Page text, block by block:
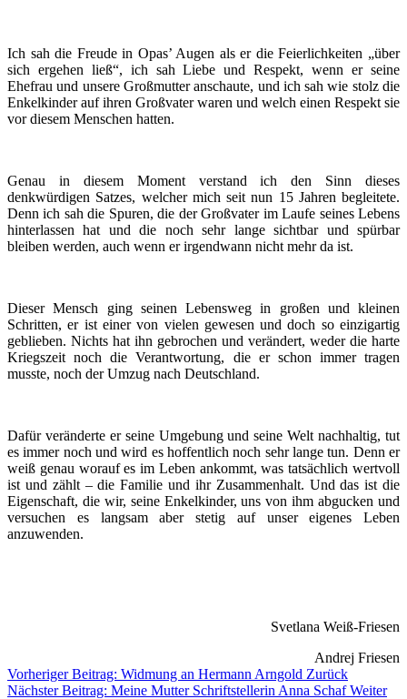
Ich sah die Freude in Opas’ Augen als er die Feierlichkeiten „über
sich ergehen ließ“, ich sah Liebe und Respekt, wenn er seine
Ehefrau und unsere Großmutter anschaute, und ich sah wie stolz die
Enkelkinder auf ihren Großvater waren und welch einen Respekt sie
vor diesem Menschen hatten.
Genau in diesem Moment verstand ich den Sinn dieses
denkwürdigen Satzes, welcher mich seit nun 15 Jahren begleitete.
Denn ich sah die Spuren, die der Großvater im Laufe seines Lebens
hinterlassen hat und die noch sehr lange sichtbar und spürbar
bleiben werden, auch wenn er irgendwann nicht mehr da ist.
Dieser Mensch ging seinen Lebensweg in großen und kleinen
Schritten, er ist einer von vielen gewesen und doch so einzigartig
geblieben. Nichts hat ihn gebrochen und verändert, weder die harte
Kriegszeit noch die Verantwortung, die er schon immer tragen
musste, noch der Umzug nach Deutschland.
Dafür veränderte er seine Umgebung und seine Welt nachhaltig, tut
es immer noch und wird es hoffentlich noch sehr lange tun. Denn er
weiß genau worauf es im Leben ankommt, was tatsächlich wertvoll
ist und zählt – die Familie und ihr Zusammenhalt. Und das ist die
Eigenschaft, die wir, seine Enkelkinder, uns von ihm abgucken und
versuchen es langsam aber stetig auf unser eigenes Leben
anzuwenden.
Svetlana Weiß-Friesen
Andrej Friesen
Vorheriger Beitrag: Widmung an Hermann Arngold Zurück
Nächster Beitrag: Meine Mutter Schriftstellerin Anna SchafWeiter